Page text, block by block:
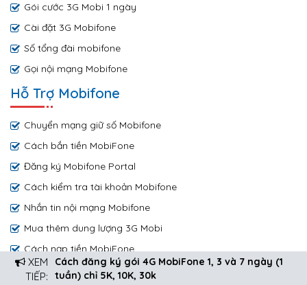
XEM
TIẾP:
Cách đăng ký gói 4G MobiFone 1, 3 và 7 ngày (1
tuần) chỉ 5K, 10K, 30k
Gói cước 3G Mobi 1 ngày
Cài đặt 3G Mobifone
Số tổng đài mobifone
Gọi nội mạng Mobifone
Hỗ Trợ Mobifone
Chuyển mạng giữ số Mobifone
Cách bắn tiền MobiFone
Đăng ký Mobifone Portal
Cách kiểm tra tài khoản Mobifone
Nhắn tin nội mạng Mobifone
Mua thêm dung lượng 3G Mobi
Cách nạp tiền MobiFone
Copyright © 2019 by Mobifone.net.vn